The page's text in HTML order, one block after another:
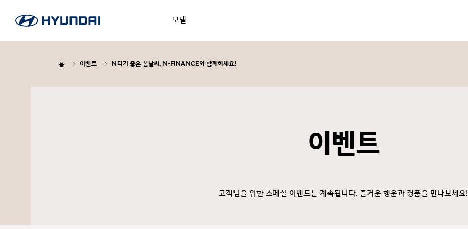
모델
홈 이벤트 N타기 좋은 봄날씨, N-FINANCE와 함께하세요!
이벤트
고객님을 위한 스페셜 이벤트는 계속됩니다. 즐거운 행운과 경품을 만나보세요!